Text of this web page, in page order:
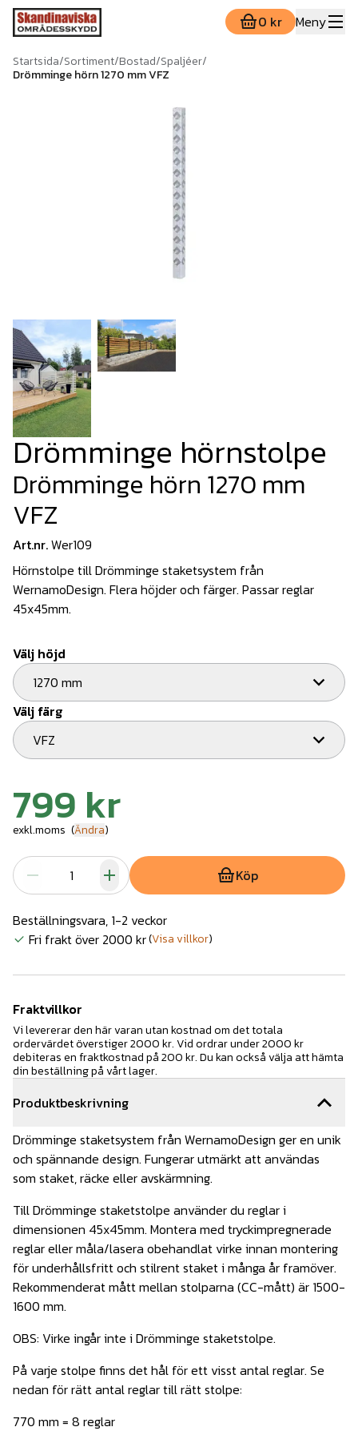
0 kr Meny
Startsida/Sortiment/Bostad/Spaljéer/
Drömminge hörn 1270 mm VFZ
Produktbeskrivning
Drömminge staketsystem från WernamoDesign ger en unik
och spännande design. Fungerar utmärkt att användas
som staket, räcke eller avskärmning.
Till Drömminge staketstolpe använder du reglar i
dimensionen 45x45mm. Montera med tryckimpregnerade
reglar eller måla/lasera obehandlat virke innan montering
för underhållsfritt och stilrent staket i många år framöver.
Rekommenderat mått mellan stolparna (CC-mått) är 1500-
1600 mm.
OBS: Virke ingår inte i Drömminge staketstolpe.
På varje stolpe finns det hål för ett visst antal reglar. Se
nedan för rätt antal reglar till rätt stolpe:
770 mm = 8 reglar
Drömminge hörnstolpe
Drömminge hörn 1270 mm
VFZ
Art.nr.Wer109
Hörnstolpe till Drömminge staketsystem från
WernamoDesign. Flera höjder och färger. Passar reglar
45x45mm.
Välj höjd
1270 mm
Välj färg
VFZ
799 kr
exkl.moms (Ändra)
Köp
Beställningsvara, 1-2 veckor
Fri frakt över 2000 kr(Visa villkor)
Fraktvillkor
Vi levererar den här varan utan kostnad om det totala
ordervärdet överstiger 2000 kr. Vid ordrar under 2000 kr
debiteras en fraktkostnad på 200 kr. Du kan också välja att hämta
din beställning på vårt lager.